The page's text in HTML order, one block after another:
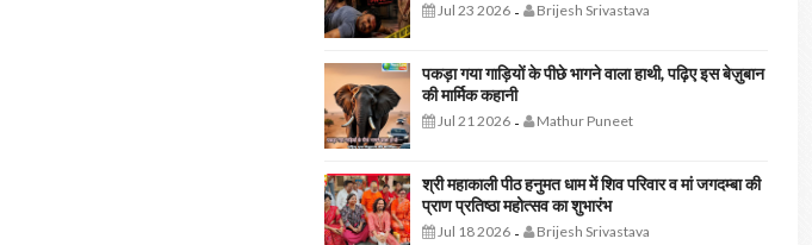
Jul 23 2026- Brijesh Srivastava
पकड़ा गया गाड़ियों के पीछे भागने वाला हाथी, पढ़िए इस बेज़ुबान
की मार्मिक कहानी
Jul 21 2026- Mathur Puneet
श्री महाकाली पीठ हनुमत धाम में शिव परिवार व मां जगदम्बा की
प्राण प्रतिष्ठा महोत्सव का शुभारंभ
Jul 18 2026- Brijesh Srivastava